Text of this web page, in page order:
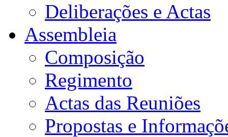
Deliberações e Actas
Assembleia
Composição
Regimento
Actas das Reuniões
Propostas e